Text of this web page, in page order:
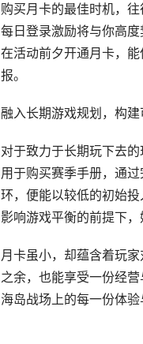
购买月卡的最佳时机，
每日登录激励将与你高
在活动前夕开通月卡，
报。
融入长期游戏规划，构
对于致力于长期玩下去
用于购买赛季手册，通
环，便能以较低的初始
影响游戏平衡的前提下，
月卡虽小，却蕴含着玩
之余，也能享受一份经
海岛战场上的每一份体验